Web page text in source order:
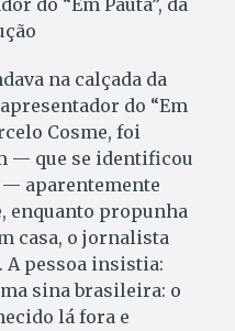
do “Em Pauta”, da
na calçada da
do “Em
Cosme, foi
— que se identificou
aparentemente
enquanto propunha
casa, o jornalista
A pessoa insistia:
sina brasileira: o
lá fora e